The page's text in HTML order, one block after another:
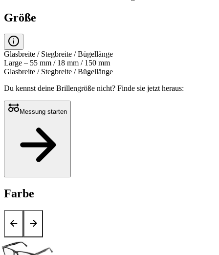
Größe
Glasbreite / Stegbreite / Bügellänge
Large – 55 mm / 18 mm / 150 mm
Glasbreite / Stegbreite / Bügellänge
Du kennst deine Brillengröße nicht? Finde sie jetzt heraus:
Messung starten
Farbe